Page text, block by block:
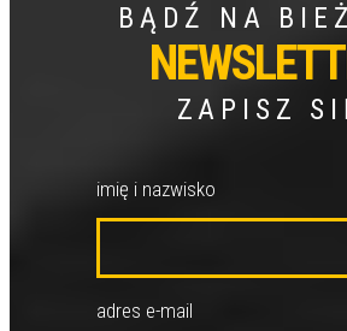
BĄDŹ NA
ZAPISZ
imię i nazwisko
adres e-mail